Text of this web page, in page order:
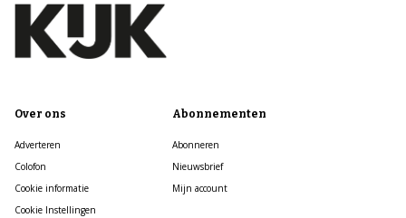
Over ons
Adverteren
Colofon
Cookie informatie
Cookie Instellingen
Abonnementen
Abonneren
Nieuwsbrief
Mijn account